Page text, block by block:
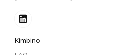
Kimbino